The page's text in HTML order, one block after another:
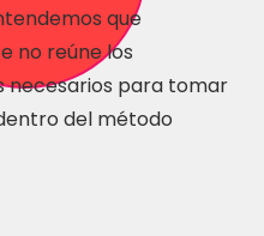
que
no reúne los
necesarios para tomar
del método